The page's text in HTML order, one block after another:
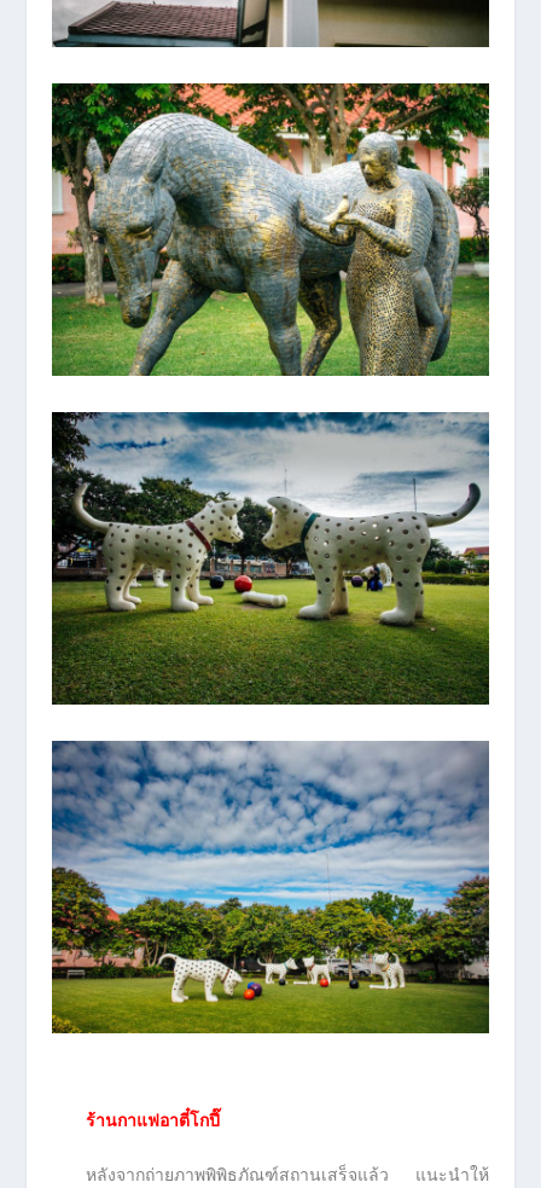
ร้านกาแฟอาตี๋โกปี๊
หลังจากถ่ายภาพพิพิธภัณฑ์สถานเสร็จแล้ว แนะนำให้